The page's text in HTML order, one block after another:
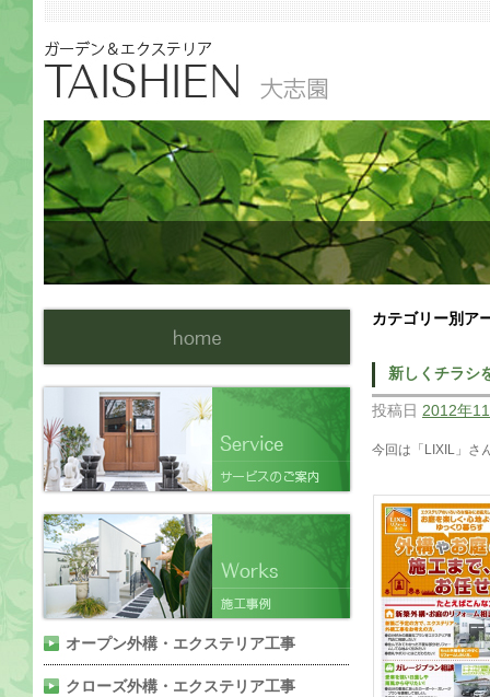
オープン外構・エクステリア工事
クローズ外構・エクステリア工事
カテゴリー別ア
新しくチラシ
投稿日 2012年
今回は「LIXIL」さ